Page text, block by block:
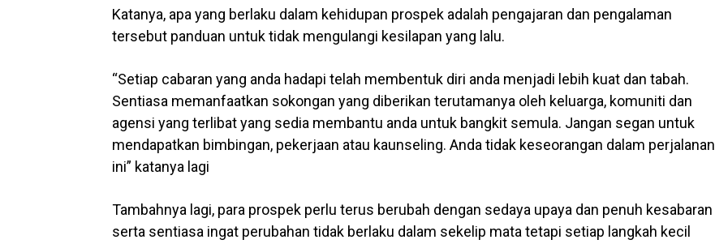
Katanya, apa yang berlaku dalam kehidupan prospek adalah pengajaran dan pengalaman
tersebut panduan untuk tidak mengulangi kesilapan yang lalu.
“Setiap cabaran yang anda hadapi telah membentuk diri anda menjadi lebih kuat dan tabah.
Sentiasa memanfaatkan sokongan yang diberikan terutamanya oleh keluarga, komuniti dan
agensi yang terlibat yang sedia membantu anda untuk bangkit semula. Jangan segan untuk
mendapatkan bimbingan, pekerjaan atau kaunseling. Anda tidak keseorangan dalam perjalanan
ini” katanya lagi
Tambahnya lagi, para prospek perlu terus berubah dengan sedaya upaya dan penuh kesabaran
serta sentiasa ingat perubahan tidak berlaku dalam sekelip mata tetapi setiap langkah kecil